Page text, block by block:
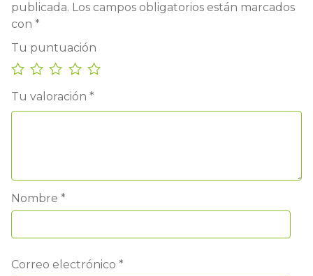
publicada. Los campos obligatorios están marcados
con *
Tu puntuación
Tu valoración *
Nombre *
Correo electrónico *